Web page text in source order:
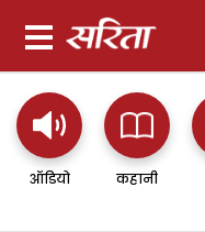
ऑडियो कहानी